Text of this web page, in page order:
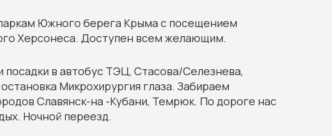
Южного берега Крыма с посещением
Херсонеса. Доступен всем желающим.
посадки в автобус ТЭЦ, Стасова/Селезнева,
Микрохирургия глаза. Забираем
Славянск-на -Кубани, Темрюк. По дороге нас
Ночной переезд.